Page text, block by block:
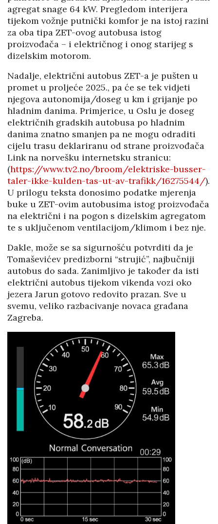
agregat snage 64 kW. Pregledom interijera
tijekom vožnje putnički komfor je na istoj razini
za oba tipa ZET-ovog autobusa istog
proizvođača – i električnog i onog starijeg s
dizelskim motorom.
Nadalje, električni autobus ZET-a je pušten u
promet u proljeće 2025., pa će se tek vidjeti
njegova autonomija/doseg u km i grijanje po
hladnim danima. Primjerice, u Oslu je doseg
električnih gradskih autobusa po hladnim
danima znatno smanjen pa ne mogu odraditi
cijelu trasu deklariranu od strane proizvođača
Link na norvešku internetsku stranicu:
(https://www.tv2.no/broom/elektriske-busser-
taler-ikke-kulden-tas-ut-av-trafikk/16275544/).
U prilogu teksta donosimo podatke mjerenja
buke u ZET-ovim autobusima istog proizvođača
na električni i na pogon s dizelskim agregatom
te s uključenom ventilacijom/klimom i bez nje.
Dakle, može se sa sigurnošću potvrditi da je
Tomaševićev predizborni “strujić”, najbučniji
autobus do sada. Zanimljivo je također da isti
električni autobus tijekom vikenda vozi oko
jezera Jarun gotovo redovito prazan. Sve u
svemu, veliko razbacivanje novaca građana
Zagreba.